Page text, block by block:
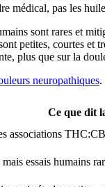
médical, pas les
sont rares et
petites, courtes et
plus que sur la
neuropathiques.
Ce que dit
associations
essais humains